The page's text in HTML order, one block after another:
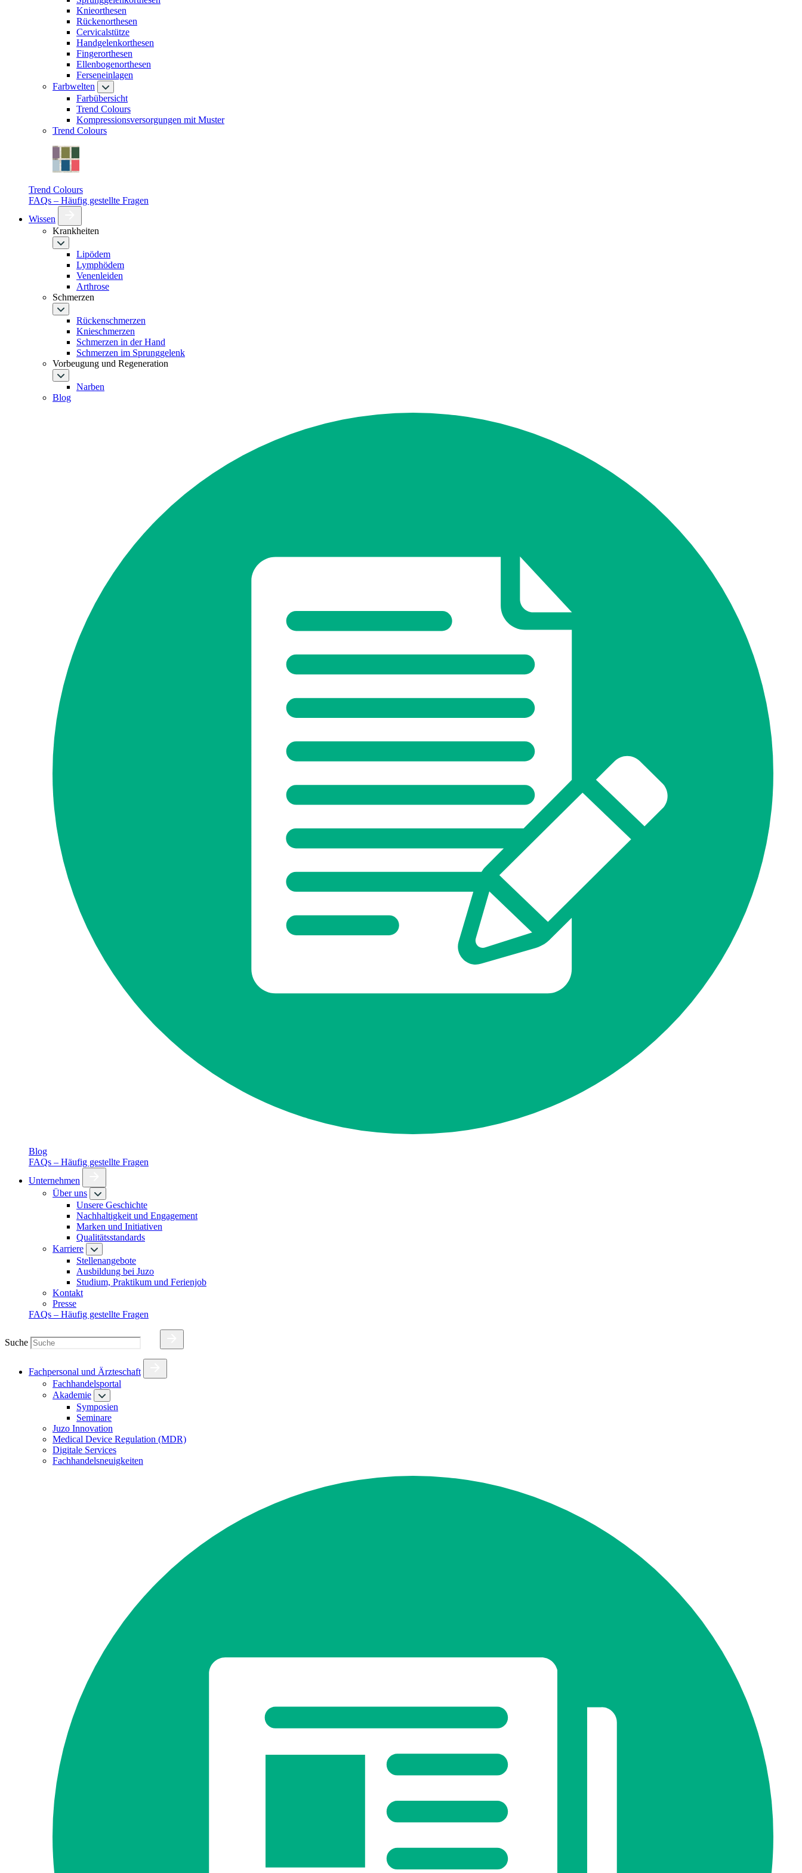
Knieorthesen
Rückenorthesen
Cervicalstütze
Handgelenkorthesen
Fingerorthesen
Ellenbogenorthesen
Ferseneinlagen
Farbwelten
Farbübersicht
Trend Colours
Kompressionsversorgungen mit Muster
Trend Colours
Trend Colours
FAQs – Häufig gestellte Fragen
Wissen
Krankheiten
Lipödem
Lymphödem
Venenleiden
Arthrose
Schmerzen
Rückenschmerzen
Knieschmerzen
Schmerzen in der Hand
Schmerzen im Sprunggelenk
Vorbeugung und Regeneration
Narben
Blog
Blog
FAQs – Häufig gestellte Fragen
Unternehmen
Über uns
Unsere Geschichte
Nachhaltigkeit und Engagement
Marken und Initiativen
Qualitätsstandards
Karriere
Stellenangebote
Ausbildung bei Juzo
Studium, Praktikum und Ferienjob
Kontakt
Presse
FAQs – Häufig gestellte Fragen
Suche
Fachpersonal und Ärzteschaft
Fachhandelsportal
Akademie
Symposien
Seminare
Juzo Innovation
Medical Device Regulation (MDR)
Digitale Services
Fachhandelsneuigkeiten